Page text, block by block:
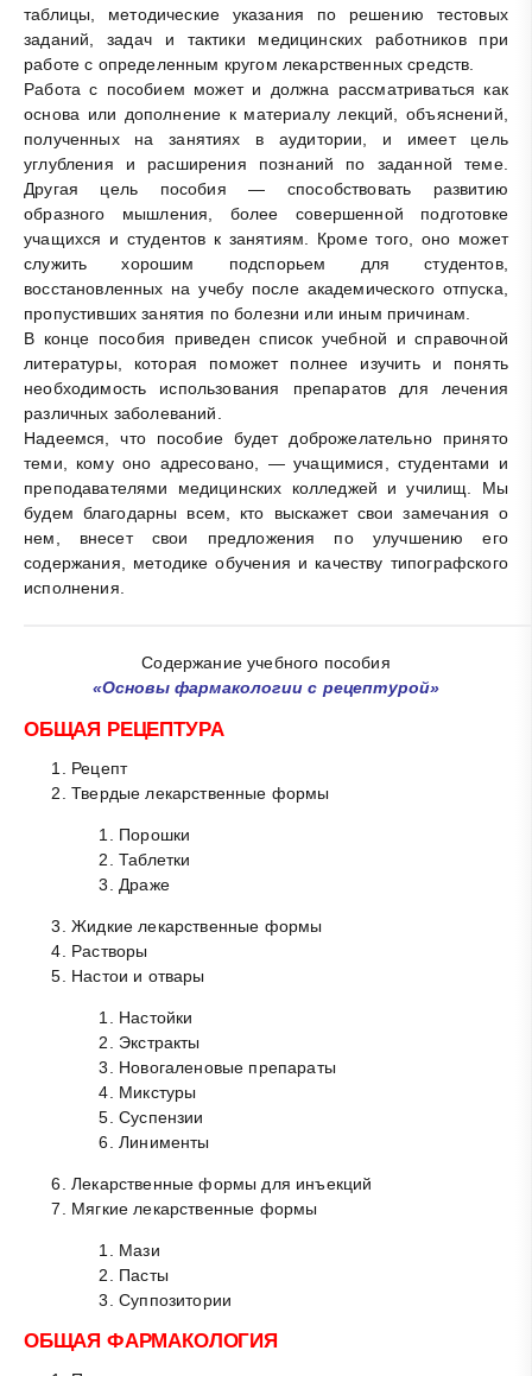
таблицы, методические указания по решению тестовых
заданий, задач и тактики медицинских работников при
работе с определенным кругом лекарственных средств.
Работа с пособием может и должна рассматриваться как
основа или дополнение к материалу лекций, объяснений,
полученных на занятиях в аудитории, и имеет цель
углубления и расширения познаний по заданной теме.
Другая цель пособия — способствовать развитию
образного мышления, более совершенной подготовке
учащихся и студентов к занятиям. Кроме того, оно может
служить хорошим подспорьем для студентов,
восстановленных на учебу после академического отпуска,
пропустивших занятия по болезни или иным причинам.
В конце пособия приведен список учебной и справочной
литературы, которая поможет полнее изучить и понять
необходимость использования препаратов для лечения
различных заболеваний.
Надеемся, что пособие будет доброжелательно принято
теми, кому оно адресовано, — учащимися, студентами и
преподавателями медицинских колледжей и училищ. Мы
будем благодарны всем, кто выскажет свои замечания о
нем, внесет свои предложения по улучшению его
содержания, методике обучения и качеству типографского
исполнения.
Содержание учебного пособия
«Основы фармакологии с рецептурой»
ОБЩАЯ РЕЦЕПТУРА
Рецепт
Твердые лекарственные формы
Порошки
Таблетки
Драже
Жидкие лекарственные формы
Растворы
Настои и отвары
Настойки
Экстракты
Новогаленовые препараты
Микстуры
Суспензии
Линименты
Лекарственные формы для инъекций
Мягкие лекарственные формы
Мази
Пасты
Суппозитории
ОБЩАЯ ФАРМАКОЛОГИЯ